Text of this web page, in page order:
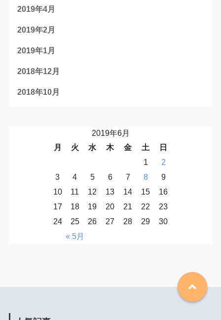
2019年4月
2019年2月
2019年1月
2018年12月
2018年10月
2019年6月
月
火 水 木 金 土 日
« 5月
1
2
3
4 5 6 7 8
9
10
11 12 13 14 15
16
17
18 19 20 21 22
23
24
25 26 27 28 29 30